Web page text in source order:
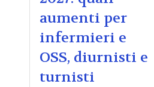
aumenti per
infermieri e
OSS, diurnisti e
turnisti